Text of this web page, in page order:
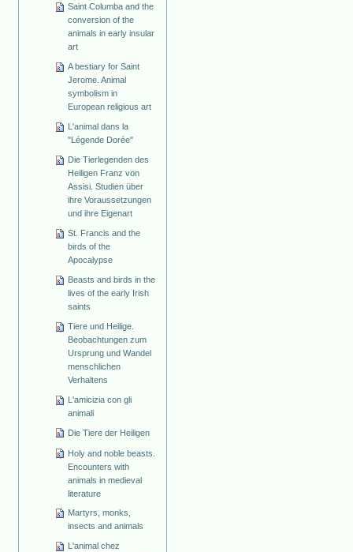
Saint Columba and the
conversion of the
animals in early insular
art
A bestiary for Saint
Jerome. Animal
symbolism in
European religious art
L'animal dans la
"Légende Dorée"
Die Tierlegenden des
Heiligen Franz von
Assisi. Studien über
ihre Voraussetzungen
und ihre Eigenart
St. Francis and the
birds of the
Apocalypse
Beasts and birds in the
lives of the early Irish
saints
Tiere und Heilige.
Beobachtungen zum
Ursprung und Wandel
menschlichen
Verhaltens
L'amicizia con gli
animali
Die Tiere der Heiligen
Holy and noble beasts.
Encounters with
animals in medieval
literature
Martyrs, monks,
insects and animals
L'animal chez